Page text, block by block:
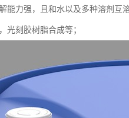
能力强，且和水以及多种溶剂
光刻胶树脂合成等；